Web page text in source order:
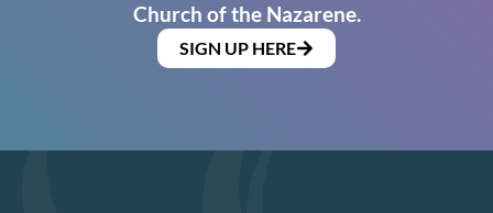
Church of the Nazarene.
SIGN UP HERE